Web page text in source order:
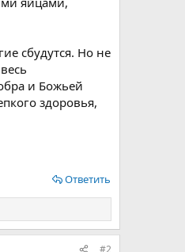
сбудутся. Но не
и Божьей
здоровья,
Ответить
#2